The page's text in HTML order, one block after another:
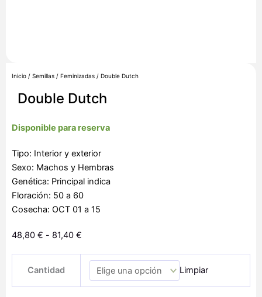
Inicio / Semillas / Feminizadas / Double Dutch
Double Dutch
Disponible para reserva
Tipo: Interior y exterior
Sexo: Machos y Hembras
Genética: Principal indica
Floración: 50 a 60
Cosecha: OCT 01 a 15
48,80 € - 81,40 €
precios:
desde
48,80 €
Cantidad Limpiar
Dutch
cantidad